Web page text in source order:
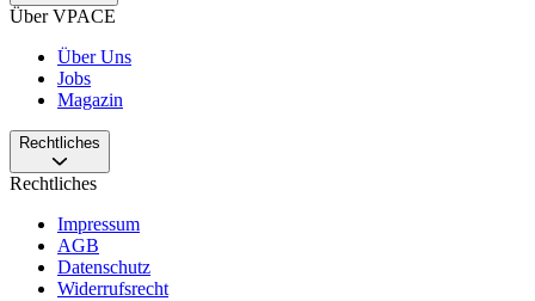
Über VPACE
Über Uns
Jobs
Magazin
Rechtliches
Rechtliches
Impressum
AGB
Datenschutz
Widerrufsrecht